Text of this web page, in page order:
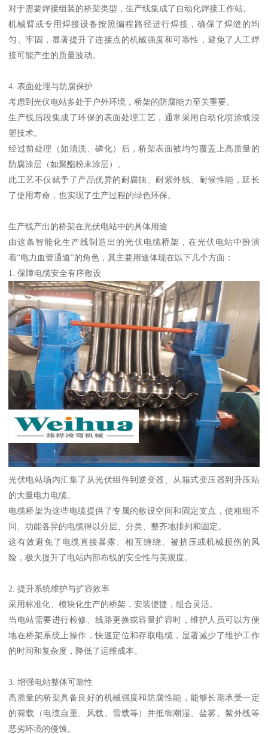
对于需要焊接组装的桥架类型，生产线集成了自动化焊接工作站。
机械臂或专用焊接设备按照编程路径进行焊接，确保了焊缝的均
匀、牢固，显著提升了连接点的机械强度和可靠性，避免了人工焊
接可能产生的质量波动。
4. 表面处理与防腐保护
考虑到光伏电站多处于户外环境，桥架的防腐能力至关重要。
生产线后段集成了环保的表面处理工艺，通常采用自动化喷涂或浸
塑技术。
经过前处理（如清洗、磷化）后，桥架表面被均匀覆盖上高质量的
防腐涂层（如聚酯粉末涂层）。
此工艺不仅赋予了产品优异的耐腐蚀、耐紫外线、耐候性能，延长
了使用寿命，也实现了生产过程的绿色环保。
生产线产出的桥架在光伏电站中的具体用途
由这条智能化生产线制造出的光伏电缆桥架，在光伏电站中扮演
着“电力血管通道”的角色，其主要用途体现在以下几个方面：
1. 保障电缆安全有序敷设
光伏电站场内汇集了从光伏组件到逆变器、从箱式变压器到升压站
的大量电力电缆。
电缆桥架为这些电缆提供了专属的敷设空间和固定支点，使粗细不
同、功能各异的电缆得以分层、分类、整齐地排列和固定。
这有效避免了电缆直接暴露、相互缠绕、被挤压或机械损伤的风
险，极大提升了电站内部布线的安全性与美观度。
2. 提升系统维护与扩容效率
采用标准化、模块化生产的桥架，安装便捷，组合灵活。
当电站需要进行检修、线路更换或容量扩容时，维护人员可以方便
地在桥架系统上操作，快速定位和存取电缆，显著减少了维护工作
的时间和复杂度，降低了运维成本。
3. 增强电站整体可靠性
高质量的桥架具备良好的机械强度和防腐性能，能够长期承受一定
的荷载（电缆自重、风载、雪载等）并抵御潮湿、盐雾、紫外线等
恶劣环境的侵蚀。